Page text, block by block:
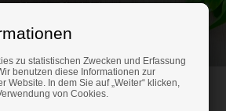
zu statistischen Zwecken und Erfassung
benutzen diese Informationen zur
Website. In dem Sie auf „Weiter“ klicken,
von Cookies.
und lassen Sie sich beraten unter
0151 24821292